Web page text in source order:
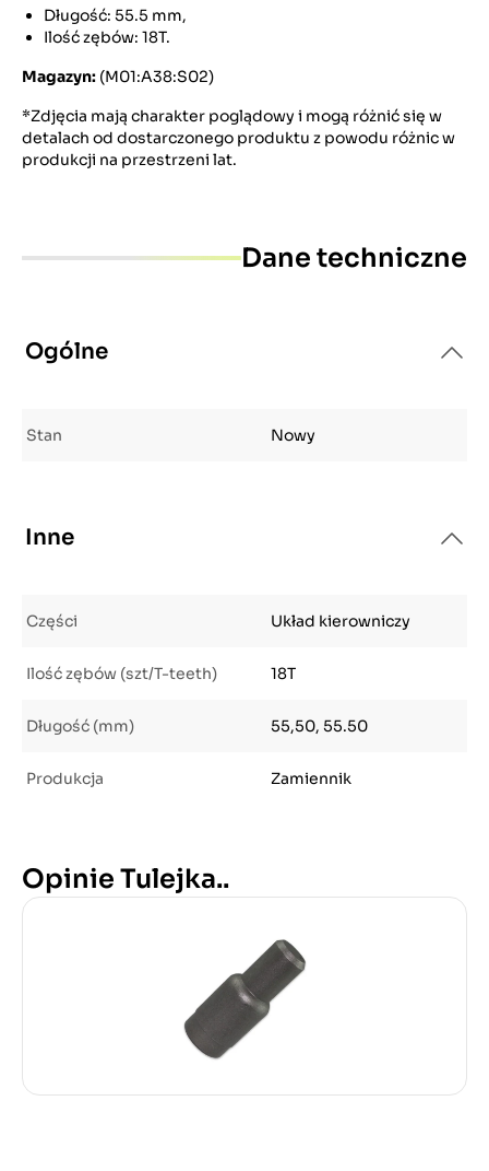
Długość: 55.5 mm,
Ilość zębów: 18T.
Magazyn: (M01:A38:S02)
*Zdjęcia mają charakter poglądowy i mogą różnić się w
detalach od dostarczonego produktu z powodu różnic w
produkcji na przestrzeni lat.
Dane techniczne
Ogólne
Stan Nowy
Inne
Części Układ kierowniczy
Ilość zębów (szt/T-teeth) 18T
Długość (mm) 55,50, 55.50
Produkcja Zamiennik
Opinie Tulejka..